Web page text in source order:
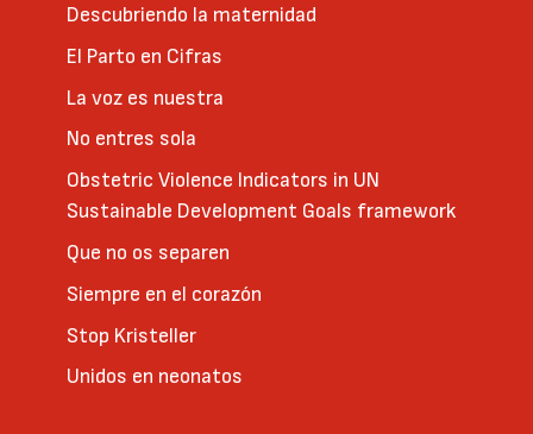
Descubriendo la maternidad
El Parto en Cifras
La voz es nuestra
No entres sola
Obstetric Violence Indicators in UN
Sustainable Development Goals framework
Que no os separen
Siempre en el corazón
Stop Kristeller
Unidos en neonatos